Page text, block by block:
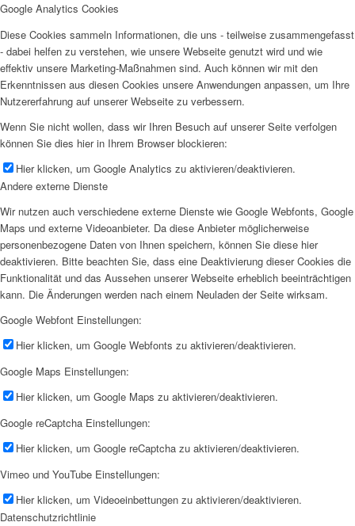
Google Analytics Cookies
Diese Cookies sammeln Informationen, die uns - teilweise zusammengefasst
- dabei helfen zu verstehen, wie unsere Webseite genutzt wird und wie
effektiv unsere Marketing-Maßnahmen sind. Auch können wir mit den
Erkenntnissen aus diesen Cookies unsere Anwendungen anpassen, um Ihre
Nutzererfahrung auf unserer Webseite zu verbessern.
Wenn Sie nicht wollen, dass wir Ihren Besuch auf unserer Seite verfolgen
können Sie dies hier in Ihrem Browser blockieren:
Hier klicken, um Google Analytics zu aktivieren/deaktivieren.
Andere externe Dienste
Wir nutzen auch verschiedene externe Dienste wie Google Webfonts, Google
Maps und externe Videoanbieter. Da diese Anbieter möglicherweise
personenbezogene Daten von Ihnen speichern, können Sie diese hier
deaktivieren. Bitte beachten Sie, dass eine Deaktivierung dieser Cookies die
Funktionalität und das Aussehen unserer Webseite erheblich beeinträchtigen
kann. Die Änderungen werden nach einem Neuladen der Seite wirksam.
Google Webfont Einstellungen:
Hier klicken, um Google Webfonts zu aktivieren/deaktivieren.
Google Maps Einstellungen:
Hier klicken, um Google Maps zu aktivieren/deaktivieren.
Google reCaptcha Einstellungen:
Hier klicken, um Google reCaptcha zu aktivieren/deaktivieren.
Vimeo und YouTube Einstellungen:
Hier klicken, um Videoeinbettungen zu aktivieren/deaktivieren.
Datenschutzrichtlinie